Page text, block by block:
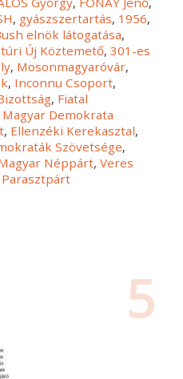
, gyászszertartás, 1956,
elnök látogatása,
Új Köztemető,301-es
, Mosonmagyaróvár,
, Inconnu Csoport,
, Fiatal
Magyar Demokrata
, Ellenzéki Kerekasztal,
Szövetsége,
Néppárt,Veres
5